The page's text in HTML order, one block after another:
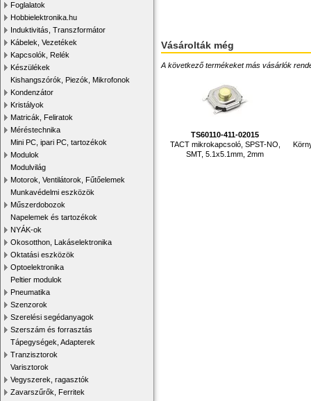
Foglalatok
Hobbielektronika.hu
Induktivitás, Transzformátor
Kábelek, Vezetékek
Kapcsolók, Relék
Készülékek
Kishangszórók, Piezók, Mikrofonok
Kondenzátor
Kristályok
Matricák, Feliratok
Méréstechnika
Mini PC, ipari PC, tartozékok
Modulok
Modulvilág
Motorok, Ventilátorok, Fűtőelemek
Munkavédelmi eszközök
Műszerdobozok
Napelemek és tartozékok
NYÁK-ok
Okosotthon, Lakáselektronika
Oktatási eszközök
Optoelektronika
Peltier modulok
Pneumatika
Szenzorok
Szerelési segédanyagok
Szerszám és forrasztás
Tápegységek, Adapterek
Tranzisztorok
Varisztorok
Vegyszerek, ragasztók
Zavarszűrők, Ferritek
Vásárolták még
A következő termékeket más vásárlók
TS60110-411-02015
TACT mikrokapcsoló, SPST-NO,
SMT, 5.1x5.1mm, 2mm